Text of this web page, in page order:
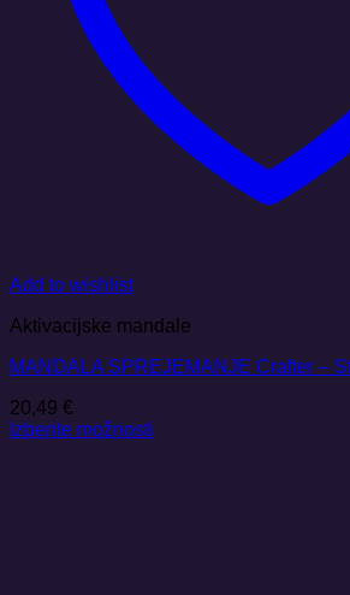
Add to wishlist
Aktivacijske mandale
MANDALA SPREJEMANJE Crafter –
20,49 €
Izberite možnosti